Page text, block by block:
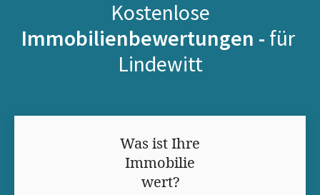
Kostenlose
Immobilienbewertungen - für
Lindewitt
Was ist Ihre
Immobilie
wert?